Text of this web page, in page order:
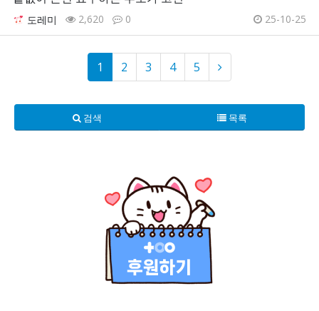
도레미 2,620 0 25-10-25
1 2 3 4 5
검색 목록